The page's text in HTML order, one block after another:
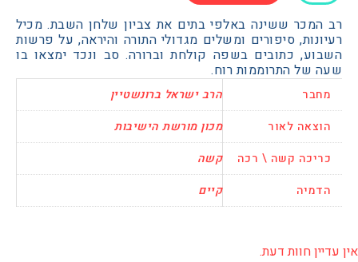
ששינה באלפי בתים את צביון שלחן השבת. מכיל
סיפורים ומשלים מגדולי התורה והיראה, על פרשות
כתובים בשפה קולחת וברורה. סב ונכד ימצאו בו
התרוממות רוח.
הרב ישראל ברונשטיין
לאור
מכון מורשת הישיבות
קשה \ רכה
קשה
חוות דעת.